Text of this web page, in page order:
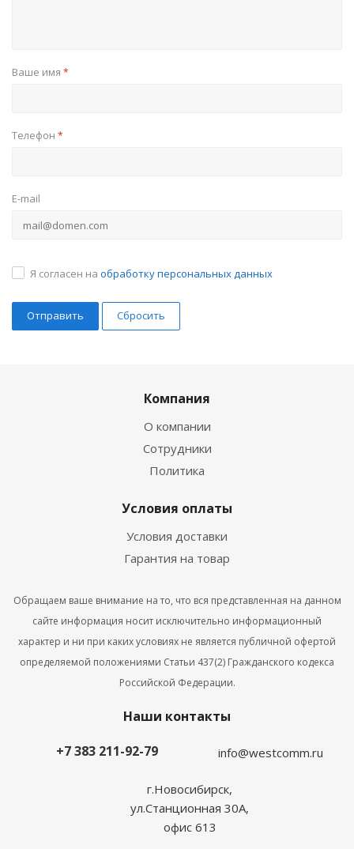
Ваше имя *
Телефон *
E-mail
Я согласен на обработку персональных данных
Сбросить
Компания
О компании
Сотрудники
Политика
Условия оплаты
Условия доставки
Гарантия на товар
Обращаем ваше внимание на то, что вся представленная на данном
сайте информация носит исключительно информационный
характер и ни при каких условиях не является публичной офертой
определяемой положениями Статьи 437(2) Гражданского кодекса
Российской Федерации.
Наши контакты
+7 383 211-92-79
info@westcomm.ru
г.Новосибирск,
ул.Станционная 30А,
офис 613